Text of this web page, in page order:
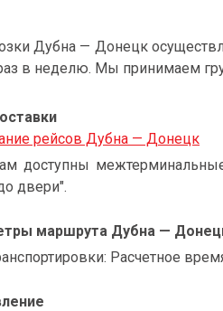
Дубна — Донецк
в неделю. Мы принимаем
рейсов Дубна — Донецк
доступны
двери".
маршрута Дубна —
Расчетное